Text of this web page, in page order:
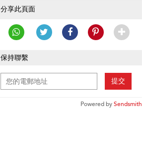
分享此頁面
保持聯繫
提交
Powered bySendsmith